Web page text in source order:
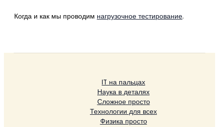
Когда и как мы проводим нагрузочное тестирование.
IT на пальцах
Наука в деталях
Сложное просто
Технологии для всех
Физика просто